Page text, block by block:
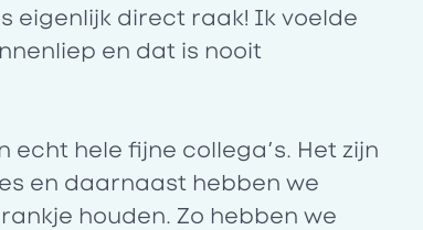
eigenlijk direct raak! Ik voelde
en dat is nooit
hele fijne collega’s. Het zijn
en daarnaast hebben we
houden. Zo hebben we